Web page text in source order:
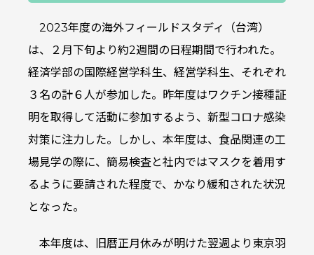
2023年度の海外フィールドスタディ（台湾）
は、２月下旬より約2週間の日程期間で行われた。
経済学部の国際経営学科生、経営学科生、それぞれ
３名の計６人が参加した。昨年度はワクチン接種証
明を取得して活動に参加するよう、新型コロナ感染
対策に注力した。しかし、本年度は、食品関連の工
場見学の際に、簡易検査と社内ではマスクを着用す
るように要請された程度で、かなり緩和された状況
となった。
本年度は、旧暦正月休みが明けた翌週より東京羽